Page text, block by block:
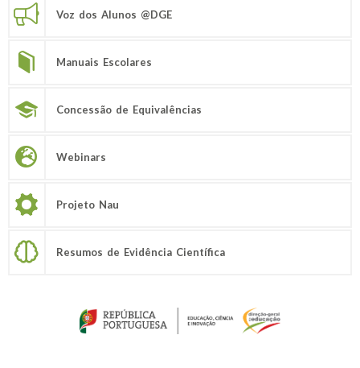
Voz dos Alunos @DGE
Manuais Escolares
Concessão de Equivalências
Webinars
Projeto Nau
Resumos de Evidência Científica